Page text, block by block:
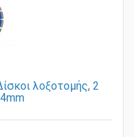
λοξοτομής, 2